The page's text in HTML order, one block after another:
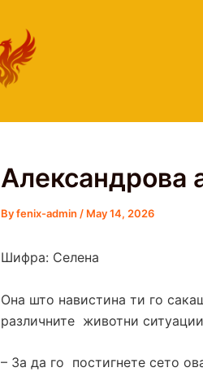
Александрова
Byfenix-admin / May 14, 2026
Шифра: Селена
Она што навистина ти го
различните животни
– За да го постигнете сето